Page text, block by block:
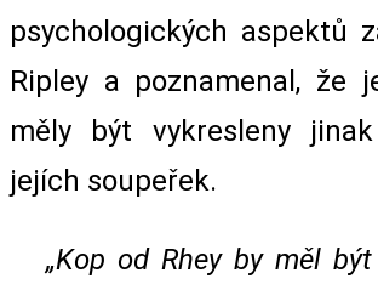
psychologických aspektů
Ripley a poznamenal, že
měly být vykresleny
jejích soupeřek.
„Kop od Rhey by měl